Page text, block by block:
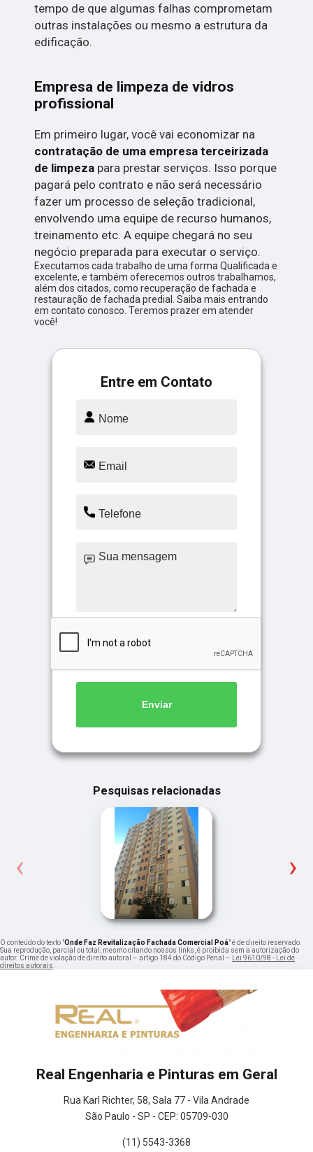
tempo de que algumas falhas comprometam
outras instalações ou mesmo a estrutura da
edificação.
Empresa de limpeza de vidros
profissional
Em primeiro lugar, você vai economizar na
contratação de uma empresa terceirizada
de limpeza para prestar serviços. Isso porque
pagará pelo contrato e não será necessário
fazer um processo de seleção tradicional,
envolvendo uma equipe de recurso humanos,
treinamento etc. A equipe chegará no seu
negócio preparada para executar o serviço.
Executamos cada trabalho de uma forma Qualificada e
excelente, e também oferecemos outros trabalhamos,
além dos citados, como recuperação de fachada e
restauração de fachada predial. Saiba mais entrando
em contato conosco. Teremos prazer em atender
você!
Entre em Contato
Enviar
Pesquisas relacionadas
‹ ›
O conteúdo do texto "Onde Faz Revitalização Fachada Comercial Poá" é de direito reservado.
Sua reprodução, parcial ou total, mesmo citando nossos links, é proibida sem a autorização do
autor. Crime de violação de direito autoral – artigo 184 do Código Penal –
Lei 9610/98 - Lei de
direitos autorais
Real Engenharia e Pinturas em Geral
Rua Karl Richter, 58, Sala 77 - Vila Andrade
São Paulo - SP - CEP: 05709-030
(11) 5543-3368